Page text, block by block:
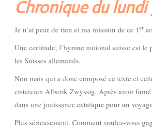
Chronique du lundi
Je n’ai peur de rien et ma mission de ce 1er
Une certitude, l’hymne national suisse est le
les Suisses allemands.
Non mais qui a donc composé ce texte et
cistercien Alberik Zwyssig. Après avoir
dans une jouissance extatique pour un
Plus sérieusement. Comment voulez-vous